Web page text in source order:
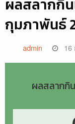
กุมภาพันธ์
admin 16
ผลสลากกิ